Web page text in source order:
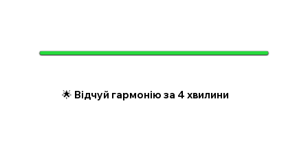
🌟 Відчуй гармонію за 4 хвилини